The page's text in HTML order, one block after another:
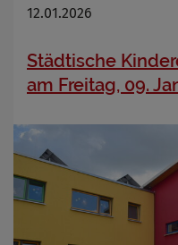
12.01.2026
Städtische
am Freitag, 09.